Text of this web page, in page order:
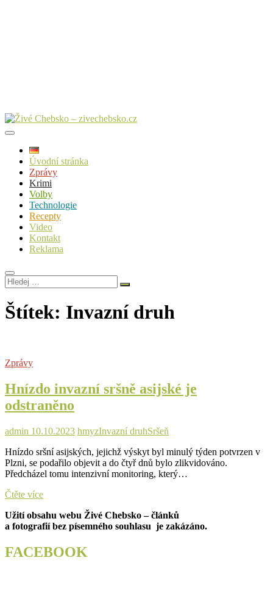
Úvodní stránka
Zprávy
Krimi
Volby
Technologie
Recepty
Video
Kontakt
Reklama
Hledej
…
Štítek: Invazní druh
Zprávy
Hnízdo invazní sršně asijské je
odstraněno
admin 10.10.2023 hmyzInvazní druhSršeň
Hnízdo sršní asijských, jejichž výskyt byl minulý týden potvrzen v
Plzni, se podařilo objevit a do čtyř dnů bylo zlikvidováno.
Předcházel tomu intenzivní monitoring, který…
Čtěte víceHnízdo
sršně
asijské
odstraněno
Užití obsahu webu Živé Chebsko – článků
a fotografií bez písemného souhlasu je zakázáno.
FACEBOOK